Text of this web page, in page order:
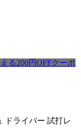
る200円OFFクーポ
ドライバー 試打レ